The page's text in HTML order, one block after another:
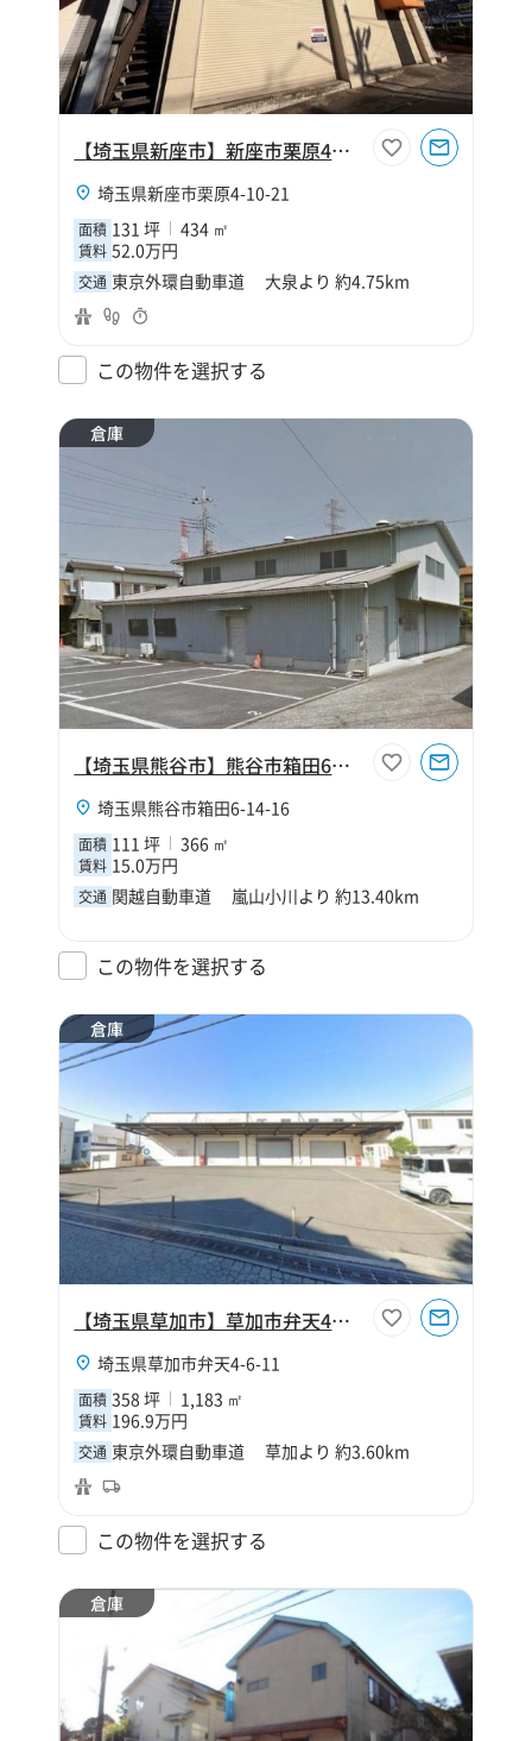
【埼玉県新座市】新座市栗原4丁目131坪倉庫
埼玉県新座市栗原4-10-21
面積 131 坪 434 ㎡
賃料 52.0万円
交通 東京外環自動車道 大泉より 約4.75km
この物件を選択する
倉庫
【埼玉県熊谷市】熊谷市箱田6丁目111坪倉庫
埼玉県熊谷市箱田6-14-16
面積 111 坪 366 ㎡
賃料 15.0万円
交通 関越自動車道 嵐山小川より 約13.40km
この物件を選択する
倉庫
【埼玉県草加市】草加市弁天4丁目358坪倉庫
埼玉県草加市弁天4-6-11
面積 358 坪 1,183 ㎡
賃料 196.9万円
交通 東京外環自動車道 草加より 約3.60km
この物件を選択する
倉庫